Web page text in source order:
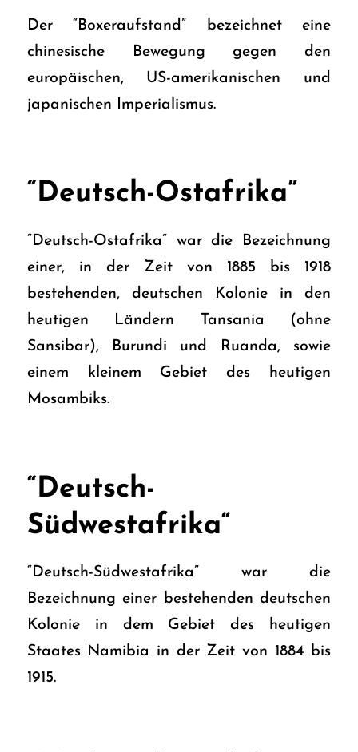
Der “Boxeraufstand” bezeichnet eine
chinesische Bewegung gegen den
europäischen, US-amerikanischen und
japanischen Imperialismus.
“Deutsch-Ostafrika”
“Deutsch-Ostafrika” war die Bezeichnung
einer, in der Zeit von 1885 bis 1918
bestehenden, deutschen Kolonie in den
heutigen Ländern Tansania (ohne
Sansibar), Burundi und Ruanda, sowie
einem kleinem Gebiet des heutigen
Mosambiks.
“Deutsch-
Südwestafrika“
“Deutsch-Südwestafrika” war die
Bezeichnung einer bestehenden deutschen
Kolonie in dem Gebiet des heutigen
Staates Namibia in der Zeit von 1884 bis
1915.